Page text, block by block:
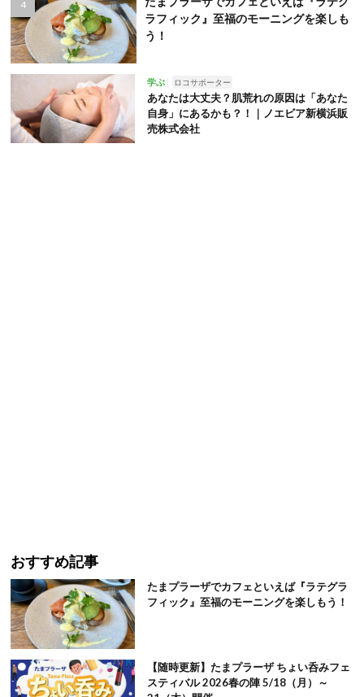
ラフィック』至福のモーニングを楽しも
う！
学ぶ ロコサポーター
あなたは大丈夫？肌荒れの原因は「あなた
自身」にあるかも？！｜ノエビア新横浜販
売株式会社
おすすめ記事
たまプラーザでカフェといえば『ラテグラ
フィック』至福のモーニングを楽しもう！
【随時更新】たまプラーザ ちょい呑みフェ
スティバル 2026春の陣 5/18（月）～